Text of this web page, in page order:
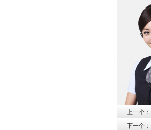
上一个：
下一个：